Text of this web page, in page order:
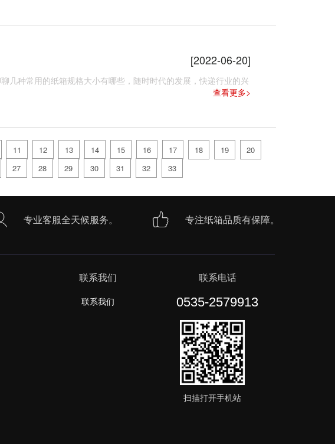
[2022-06-20]
几种常用的纸箱规格大小有哪些，随时时代的发展，快递行业的兴
查看更多>
11 12 13 14 15 16 17 18 19
20
27 28 29 30 31 32 33
专业客服全天候服务。 专注纸箱品质有保障。
联系我们
联系我们
联系电话
0535-2579913
扫描打开手机站